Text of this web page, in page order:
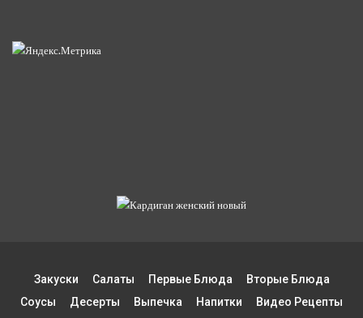
Закуски Салаты Первые Блюда
Вторые Блюда
Соусы
Десерты Выпечка Напитки Видео Рецепты